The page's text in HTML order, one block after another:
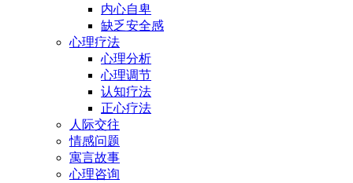
内心自卑
缺乏安全感
心理疗法
心理分析
心理调节
认知疗法
正心疗法
人际交往
情感问题
寓言故事
心理咨询